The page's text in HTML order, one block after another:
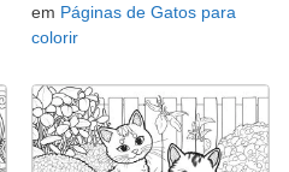
em Páginas de Gatos para
colorir